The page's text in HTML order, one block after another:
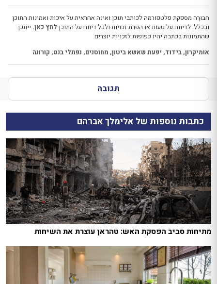
חבּוּרֶה מספקת פלטפורמה לכותבי תוכן ואינה אחראית על איכות ואמינות התוכן
ובכלל. לדיווח על טעות או הפרת זכויות ולכל דיווח על התוכן לחץ כאן. ייתכן
שהתמונות בכתבה יהיו כפופות לזכויות יוצרים
אומיקרון,בידוד, יפעת שאשא ביטון, מחוסנים, נפתלי בנט, קורונה
תגובה
כתבות נוספות של אלימלך אברהם
מתיחות סביב הפסקת האש: טהראן עוצרת את השיחות